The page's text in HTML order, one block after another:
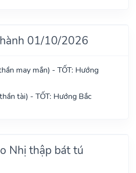
01/10/2026
may mắn) - TỐT: Hướng
tài) - TỐT: Hướng Bắc
Nhị thập bát tú